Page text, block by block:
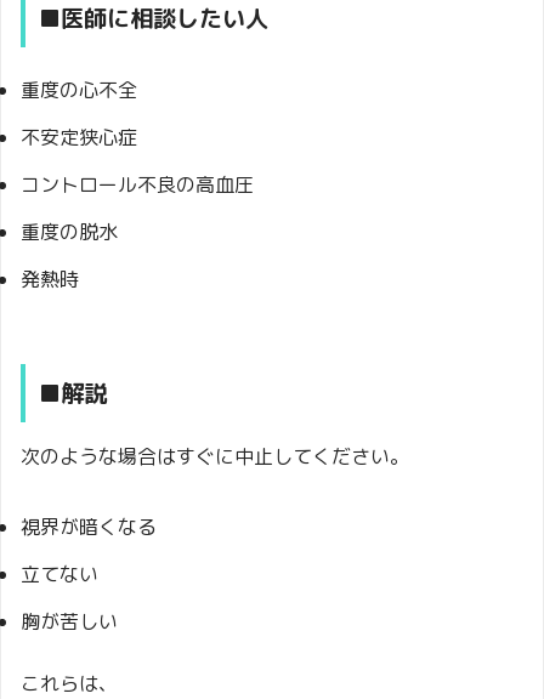
■医師に相談したい人
重度の心不全
不安定狭心症
コントロール不良の高血圧
重度の脱水
発熱時
■解説
次のような場合はすぐに中止してください。
視界が暗くなる
立てない
胸が苦しい
これらは、